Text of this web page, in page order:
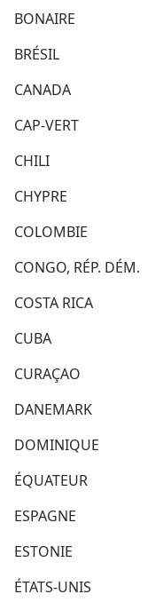
BONAIRE
BRÉSIL
CANADA
CAP-VERT
CHILI
CHYPRE
COLOMBIE
CONGO, RÉP. DÉM.
COSTA RICA
CUBA
CURAÇAO
DANEMARK
DOMINIQUE
ÉQUATEUR
ESPAGNE
ESTONIE
ÉTATS-UNIS